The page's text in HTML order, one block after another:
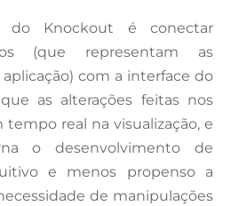
do Knockout é conectar
(que representam as
com a interface do
as alterações feitas nos
real na visualização, e
o desenvolvimento de
e menos propenso a
de manipulações